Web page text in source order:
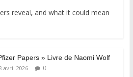
reveal, and what it could mean
Papers » Livre de Naomi Wolf
avril 2026 0